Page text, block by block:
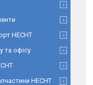
HECHT
та офісу
HECHT